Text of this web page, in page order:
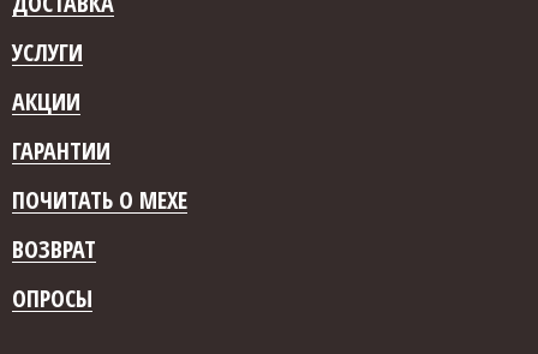
УСЛУГИ
АКЦИИ
ГАРАНТИИ
ПОЧИТАТЬ О МЕХЕ
ВОЗВРАТ
ОПРОСЫ